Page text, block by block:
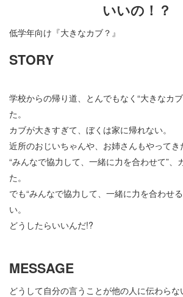
いいの！？
低学年向け『大きなカブ？』
STORY
学校からの帰り道、とんでもなく“大きなカ
た。
カブが大きすぎて、ぼくは家に帰れない。
近所のおじいちゃんや、お姉さんもやってき
“みんなで協力して、一緒に力を合わせて”、
た。
でも“みんなで協力して、一緒に力を合わせ
い。
どうしたらいいんだ!?
MESSAGE
どうして自分の言うことが他の人に伝わら